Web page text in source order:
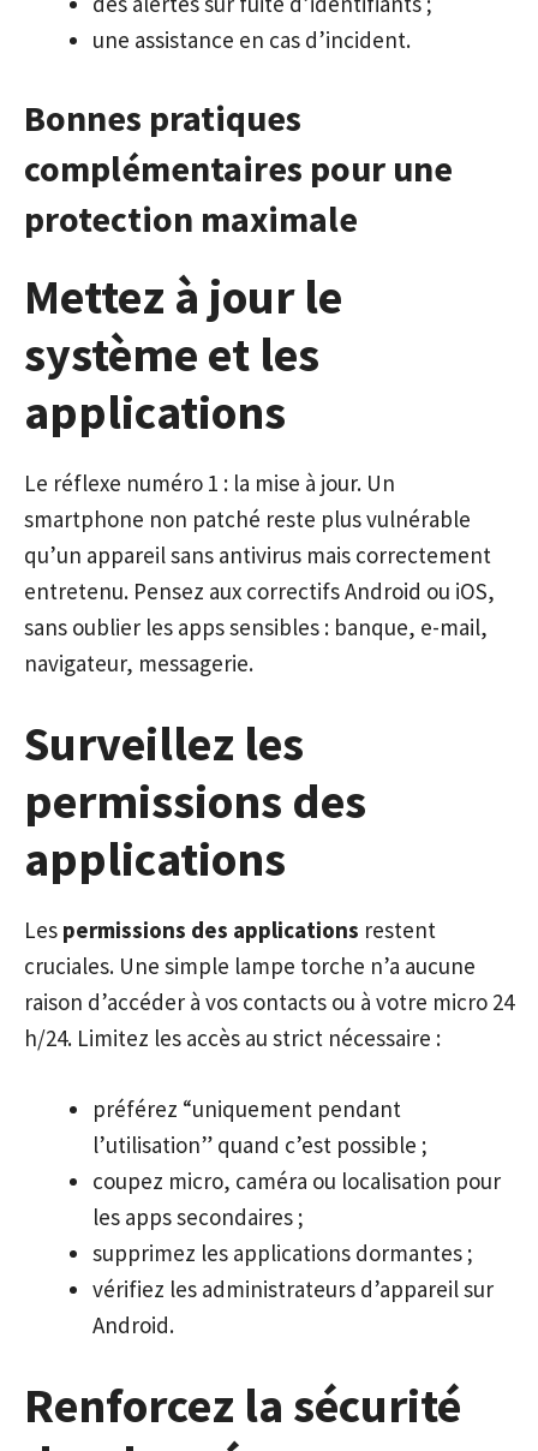
une assistance en cas d’incident.
Bonnes pratiques
complémentaires pour une
protection maximale
Mettez à jour le
système et les
applications
Le réflexe numéro 1 : la mise à jour. Un
smartphone non patché reste plus vulnérable
qu’un appareil sans antivirus mais correctement
entretenu. Pensez aux correctifs Android ou iOS,
sans oublier les apps sensibles : banque, e-mail,
navigateur, messagerie.
Surveillez les
permissions des
applications
Les permissions des applications restent
cruciales. Une simple lampe torche n’a aucune
raison d’accéder à vos contacts ou à votre micro 24
h/24. Limitez les accès au strict nécessaire :
préférez “uniquement pendant
l’utilisation” quand c’est possible ;
coupez micro, caméra ou localisation pour
les apps secondaires ;
supprimez les applications dormantes ;
vérifiez les administrateurs d’appareil sur
Android.
Renforcez la sécurité